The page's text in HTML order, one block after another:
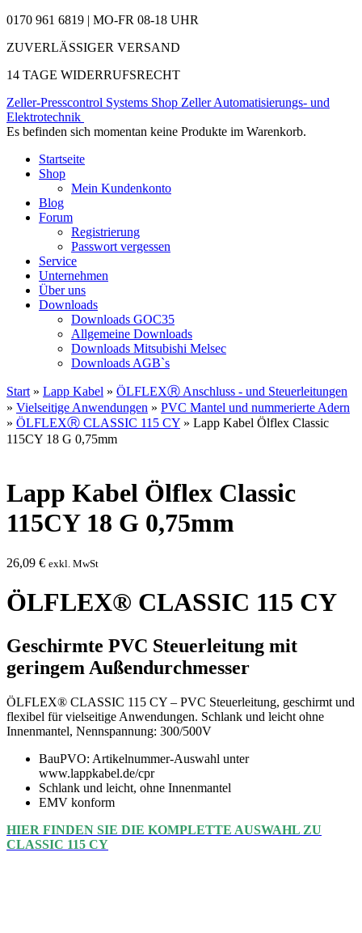
0170 961 6819 | MO-FR 08-18 UHR
ZUVERLÄSSIGER VERSAND
14 TAGE WIDERRUFSRECHT
Zeller-Presscontrol Systems Shop Zeller Automatisierungs- und
Elektrotechnik
Es befinden sich momentan keine Produkte im Warenkorb.
Startseite
Shop
Mein Kundenkonto
Blog
Forum
Registrierung
Passwort vergessen
Service
Unternehmen
Über uns
Downloads
Downloads GOC35
Allgemeine Downloads
Downloads Mitsubishi Melsec
Downloads AGB`s
Start » Lapp Kabel » ÖLFLEXⓇ Anschluss - und Steuerleitungen
» Vielseitige Anwendungen » PVC Mantel und nummerierte Adern
» ÖLFLEXⓇ CLASSIC 115 CY » Lapp Kabel Ölflex Classic
115CY 18 G 0,75mm
Lapp Kabel Ölflex Classic
115CY 18 G 0,75mm
26,09 € exkl. MwSt
ÖLFLEX® CLASSIC 115 CY
Geschirmte PVC Steuerleitung mit
geringem Außendurchmesser
ÖLFLEX® CLASSIC 115 CY – PVC Steuerleitung, geschirmt und
flexibel für vielseitige Anwendungen. Schlank und leicht ohne
Innenmantel, Nennspannung: 300/500V
BauPVO: Artikelnummer-Auswahl unter
www.lappkabel.de/cpr
Schlank und leicht, ohne Innenmantel
EMV konform
HIER FINDEN SIE DIE KOMPLETTE AUSWAHL ZU
CLASSIC 115 CY